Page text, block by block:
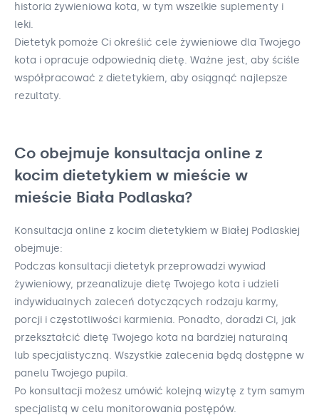
historia żywieniowa kota, w tym wszelkie suplementy i
leki.
Dietetyk pomoże Ci określić cele żywieniowe dla Twojego
kota i opracuje odpowiednią dietę. Ważne jest, aby ściśle
współpracować z dietetykiem, aby osiągnąć najlepsze
rezultaty.
Co obejmuje konsultacja online z
kocim dietetykiem w mieście w
mieście Biała Podlaska?
Konsultacja online z kocim dietetykiem w Białej Podlaskiej
obejmuje:
Podczas konsultacji dietetyk przeprowadzi wywiad
żywieniowy, przeanalizuje dietę Twojego kota i udzieli
indywidualnych zaleceń dotyczących rodzaju karmy,
porcji i częstotliwości karmienia. Ponadto, doradzi Ci, jak
przekształcić dietę Twojego kota na bardziej naturalną
lub specjalistyczną. Wszystkie zalecenia będą dostępne w
panelu Twojego pupila.
Po konsultacji możesz umówić kolejną wizytę z tym samym
specjalistą w celu monitorowania postępów.